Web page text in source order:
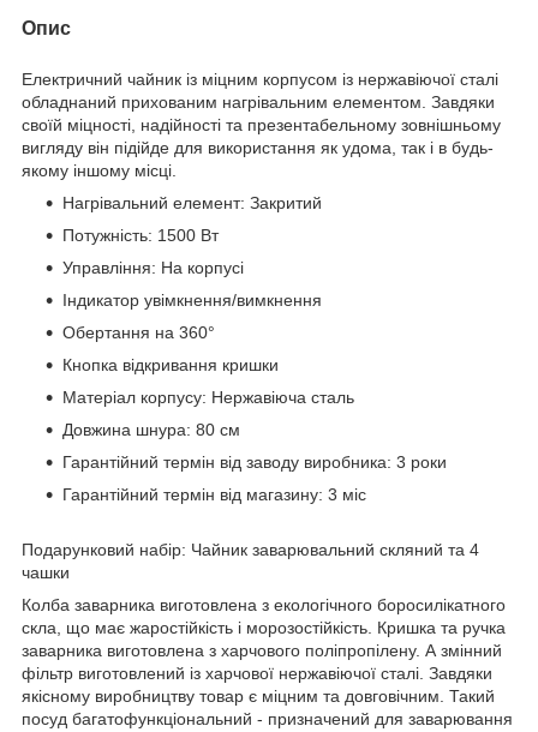
Опис
Електричний чайник із міцним корпусом із нержавіючої сталі
обладнаний прихованим нагрівальним елементом. Завдяки
своїй міцності, надійності та презентабельному зовнішньому
вигляду він підійде для використання як удома, так і в будь-
якому іншому місці.
Нагрівальний елемент: Закритий
Потужність: 1500 Вт
Управління: На корпусі
Індикатор увімкнення/вимкнення
Обертання на 360°
Кнопка відкривання кришки
Матеріал корпусу: Нержавіюча сталь
Довжина шнура: 80 см
Гарантійний термін від заводу виробника: 3 роки
Гарантійний термін від магазину: 3 міс
Подарунковий набір: Чайник заварювальний скляний та 4
чашки
Колба заварника виготовлена з екологічного боросилікатного
скла, що має жаростійкість і морозостійкість. Кришка та ручка
заварника виготовлена з харчового поліпропілену. А змінний
фільтр виготовлений із харчової нержавіючої сталі. Завдяки
якісному виробництву товар є міцним та довговічним. Такий
посуд багатофункціональний - призначений для заварювання